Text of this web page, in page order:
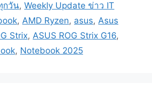
กวัน,Weekly Update ข่าว IT
,AMD Ryzen, asus,Asus
Strix, ASUS ROG Strix G16,
, Notebook 2025